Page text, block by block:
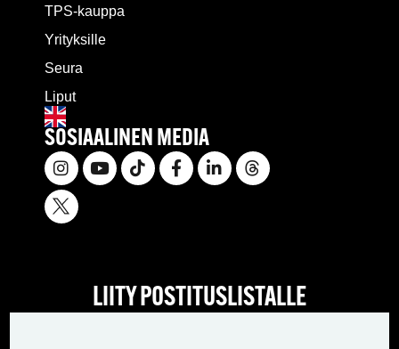
TPS-kauppa
Yrityksille
Seura
Liput
SOSIAALINEN MEDIA
LIITY POSTITUSLISTALLE